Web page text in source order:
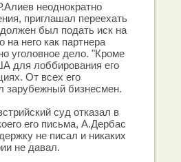
неоднократно
приглашал переехать
был подать иск на
на него как партнера
уголовное дело. "Кроме
для лоббирования его
От всех его
зарубежный бизнесмен.
суд отказал в
его письма, А.Дербас
не писал и никаких
не давал.